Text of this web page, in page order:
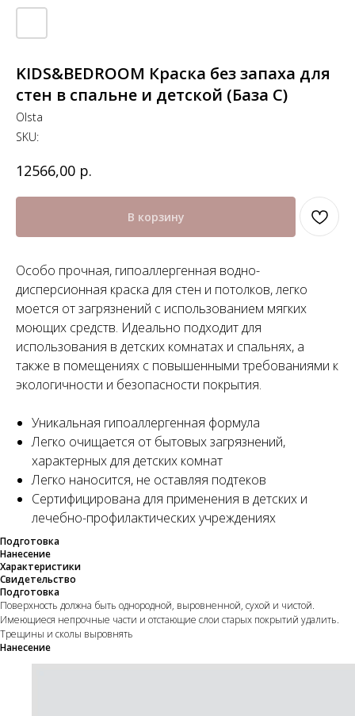
KIDS&BEDROOM Краска без запаха для
стен в спальне и детской (База С)
Olsta
SKU:
12566,00 р.
В корзину
Особо прочная, гипоаллергенная водно-
дисперсионная краска для стен и потолков, легко
моется от загрязнений с использованием мягких
моющих средств. Идеально подходит для
использования в детских комнатах и спальнях, а
также в помещениях с повышенными требованиями к
экологичности и безопасности покрытия.
Уникальная гипоаллергенная формула
Легко очищается от бытовых загрязнений,
характерных для детских комнат
Легко наносится, не оставляя подтеков
Сертифицирована для применения в детских и
лечебно-профилактических учреждениях
Подготовка
Нанесение
Характеристики
Свидетельство
Подготовка
Поверхность должна быть однородной, выровненной, сухой и чистой.
Имеющиеся непрочные части и отстающие слои старых покрытий удалить.
Трещины и сколы выровнять
Нанесение